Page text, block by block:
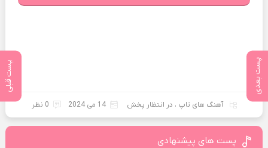
پست بعدی پست قبلی
آهنگ های تاپ ، در انتظار پخش 14 می 2024 0 نظر
پست های پیشنهادی